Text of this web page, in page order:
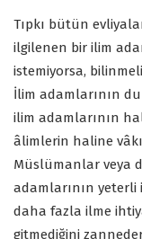
Tıpkı bütün
ilgilenen bir ilim
istemiyorsa,
İlim adamlarının
ilim adamlarının
âlimlerin haline
Müslümanlar veya
adamlarının
daha fazla ilme
gitmediğini